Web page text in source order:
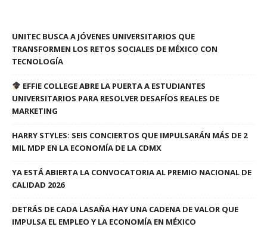
UNITEC BUSCA A JÓVENES UNIVERSITARIOS QUE
TRANSFORMEN LOS RETOS SOCIALES DE MÉXICO CON
TECNOLOGÍA
EFFIE COLLEGE ABRE LA PUERTA A ESTUDIANTES
UNIVERSITARIOS PARA RESOLVER DESAFÍOS REALES DE
MARKETING
HARRY STYLES: SEIS CONCIERTOS QUE IMPULSARÁN MÁS DE 2
MIL MDP EN LA ECONOMÍA DE LA CDMX
YA ESTÁ ABIERTA LA CONVOCATORIA AL PREMIO NACIONAL DE
CALIDAD 2026
DETRÁS DE CADA LASAÑA HAY UNA CADENA DE VALOR QUE
IMPULSA EL EMPLEO Y LA ECONOMÍA EN MÉXICO